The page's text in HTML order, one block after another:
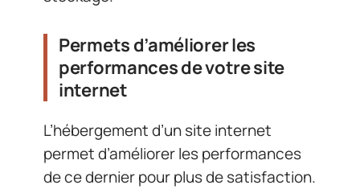
Permets d’améliorer les
performances de votre site
internet
L’hébergement d’un site internet
permet d’améliorer les performances
de ce dernier pour plus de satisfaction.